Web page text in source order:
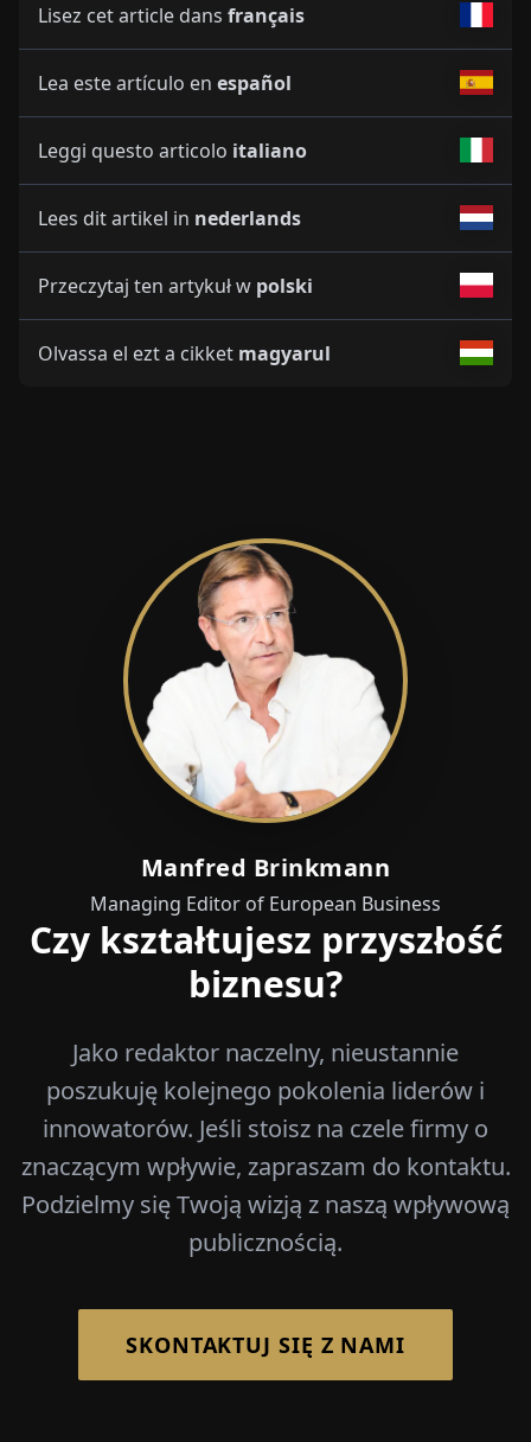
Lisez cet article dans français
Lea este artículo en español
Leggi questo articolo italiano
Lees dit artikel in nederlands
Przeczytaj ten artykuł w polski
Olvassa el ezt a cikket magyarul
Manfred Brinkmann
Managing Editor of European Business
Czy kształtujesz przyszłość
biznesu?
Jako redaktor naczelny, nieustannie
poszukuję kolejnego pokolenia liderów i
innowatorów. Jeśli stoisz na czele firmy o
znaczącym wpływie, zapraszam do kontaktu.
Podzielmy się Twoją wizją z naszą wpływową
publicznością.
SKONTAKTUJ SIĘ Z NAMI